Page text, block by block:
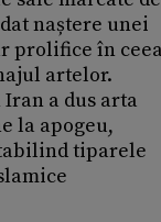
naștere unei
prolifice în ceea
artelor.
a dus arta
la apogeu,
tiparele